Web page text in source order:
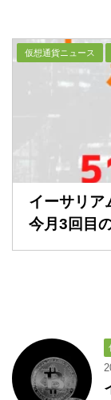
仮想通貨ニュース
イーサリア
今月3回目